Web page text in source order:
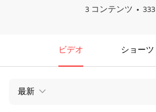
3 コンテンツ
ビデオ ショーツ
最新